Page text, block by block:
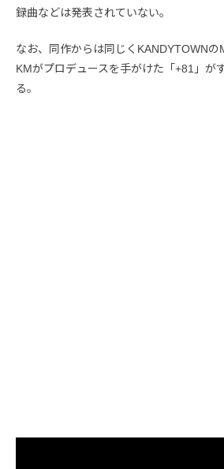
録曲などは発表されていない。
なお、同作からは同じくKANDYTOWNの
KMがプロデュースを手がけた「+81」が
る。